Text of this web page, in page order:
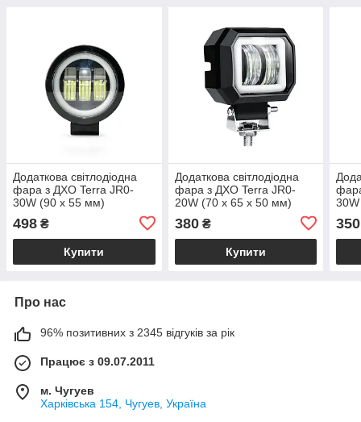
Додаткова світлодіодна
фара з ДХО Terra JR0-
30W (90 x 55 мм)
498 ₴
Купити
Додаткова світлодіодна
фара з ДХО Terra JR0-
20W (70 х 65 x 50 мм)
380₴
Купити
350
Про нас
96% позитивних з 2345 відгуків за рік
Працює з 09.07.2011
м. Чугуев
Харківська 154, Чугуев, Україна